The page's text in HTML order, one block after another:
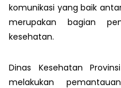
komunikasi yang baik
merupakan bagian
kesehatan.
Dinas Kesehatan
melakukan